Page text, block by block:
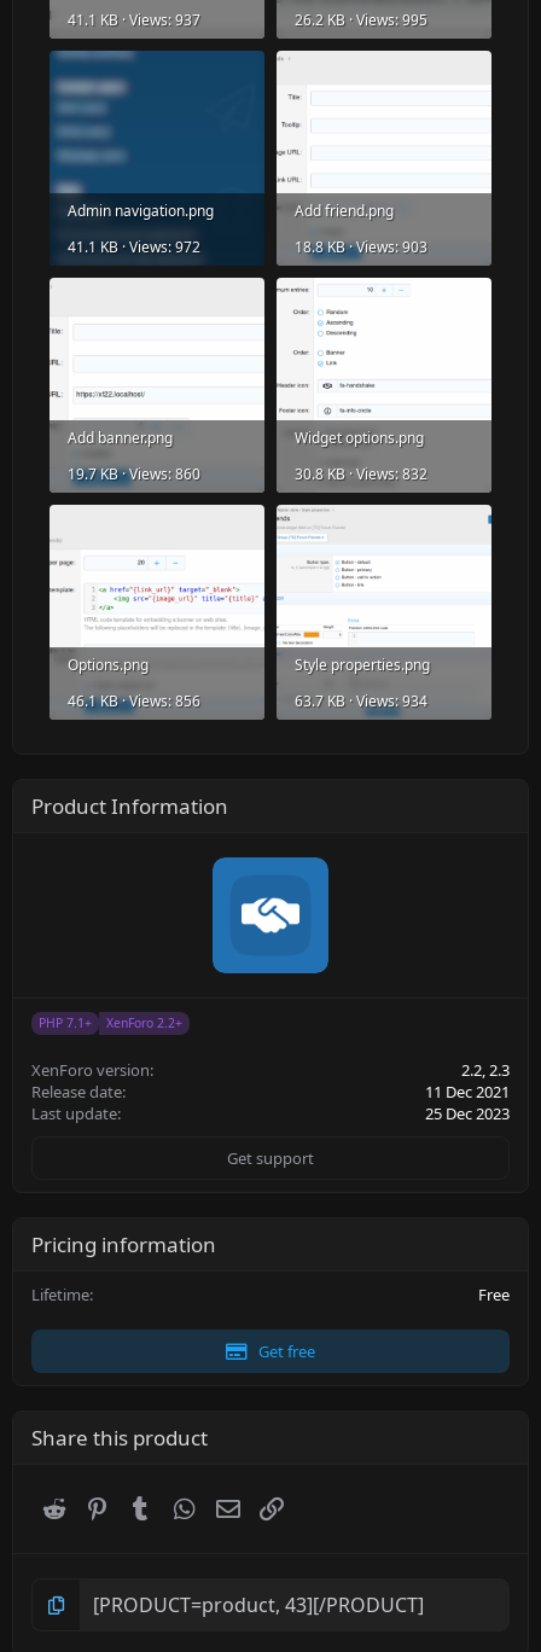
41.1 KB · Views: 937
26.2 KB · Views: 995
Admin navigation.png
41.1 KB · Views: 972
Add friend.png
18.8 KB · Views: 903
Add banner.png
19.7 KB · Views: 860
Widget options.png
30.8 KB · Views: 832
Options.png
46.1 KB · Views: 856
Style properties.png
63.7 KB · Views: 934
Product Information
PHP 7.1+ XenForo 2.2+
XenForo version 2.2 2.3
Release date
11 Dec 2021
Last update
25 Dec 2023
Get support
Pricing information
Lifetime Free
Get free
Share this product
Reddit PinterestTumblr WhatsApp
Email